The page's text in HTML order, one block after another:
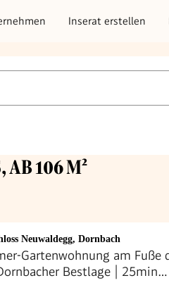
Inserat erstellen
AB 106 M²
Neuwaldegg, Dornbach
Gartenwohnung am Fuße
Bestlage | 25min